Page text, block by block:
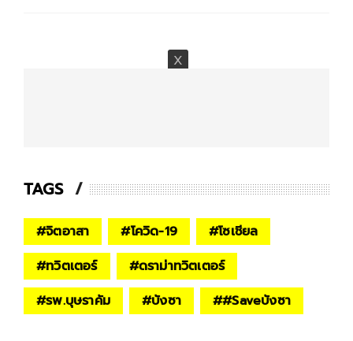
TAGS
#จิตอาสา #โควิด-19 #โซเชียล
#ทวิตเตอร์ #ดราม่าทวิตเตอร์
#รพ.บุษราคัม #บังซา ##Saveบังซา